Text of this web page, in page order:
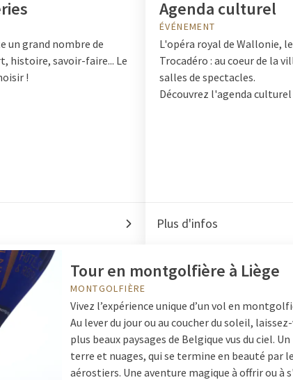
un grand nombre de
histoire, savoir-faire... Le
!
Agenda culturel
ÉVÉNEMENT
L'opéra royal de Wallonie,
Trocadéro : au coeur de la
salles de spectacles.
Découvrez l'agenda
Plus d'infos
Tour en montgolfière à Liège
MONTGOLFIÈRE
Vivez l’expérience unique d’un vol en
Au lever du jour ou au coucher du soleil,
plus beaux paysages de Belgique vus du ciel.
terre et nuages, qui se termine en beauté par
aérostiers. Une aventure magique à offrir ou à